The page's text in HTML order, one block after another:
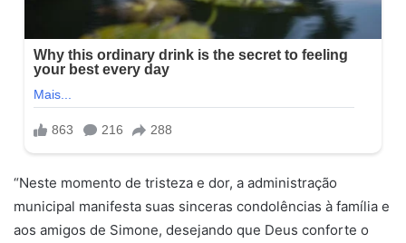
“Neste momento de tristeza e dor, a administração
municipal manifesta suas sinceras condolências à família e
aos amigos de Simone, desejando que Deus conforte o